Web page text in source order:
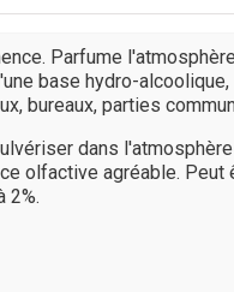
Parfume
base hydro-
bureaux, parties
dans
olfactive agréable. Peut
2%.